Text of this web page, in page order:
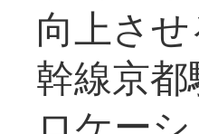
向上さ
幹線京